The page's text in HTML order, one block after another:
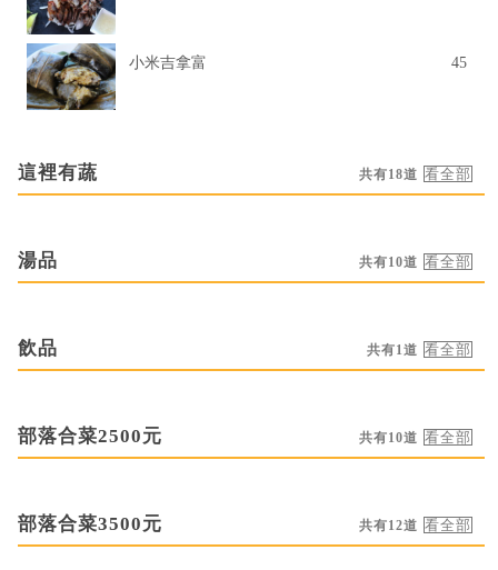
小米吉拿富 45
這裡有蔬 共有18道
湯品 共有10道
飲品 共有1道
部落合菜2500元 共有10道
部落合菜3500元 共有12道